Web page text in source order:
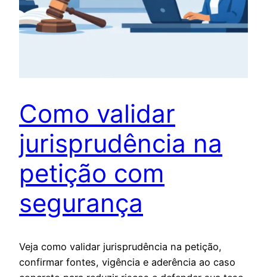
Como validar
jurisprudência na
petição com
segurança
Veja como validar jurisprudência na petição,
confirmar fontes, vigência e aderência ao caso